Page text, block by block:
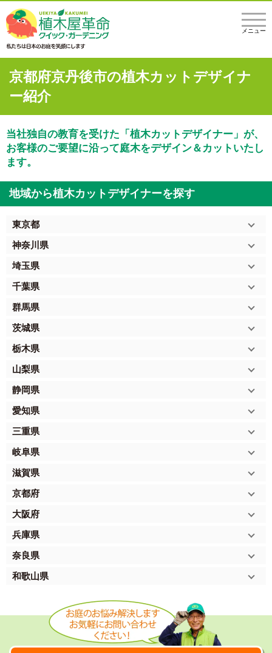
メニュー
京都府京丹後市の植木カットデザイナ
ー紹介
当社独自の教育を受けた「植木カットデザイナー」が、
お客様のご要望に沿って庭木をデザイン＆カットいたし
ます。
地域から植木カットデザイナーを探す
東京都
神奈川県
埼玉県
千葉県
群馬県
茨城県
栃木県
山梨県
静岡県
愛知県
三重県
岐阜県
滋賀県
京都府
大阪府
兵庫県
奈良県
和歌山県